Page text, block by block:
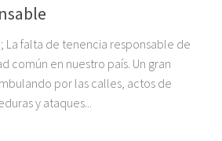
La falta de tenencia responsable de
común en nuestro país. Un gran
por las calles, actos de
y ataques...